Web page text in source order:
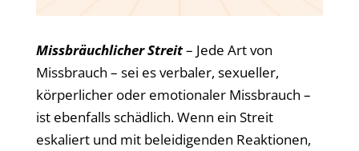
Missbräuchlicher Streit– Jede Art von
Missbrauch – sei es verbaler, sexueller,
körperlicher oder emotionaler Missbrauch –
ist ebenfalls schädlich. Wenn ein Streit
eskaliert und mit beleidigenden Reaktionen,